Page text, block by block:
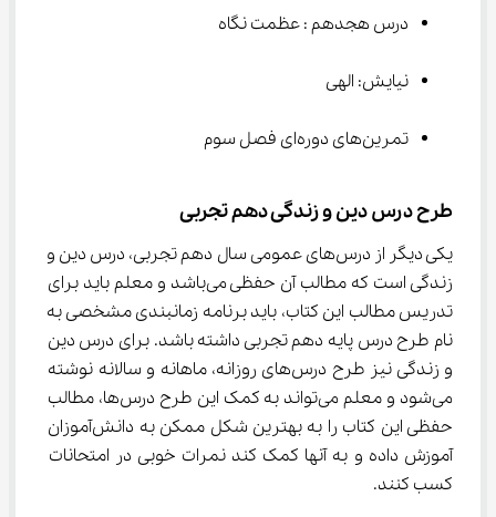
درس هجدهم : عظمت نگاه
نیایش: الهی
تمرین‌های دوره‌ای فصل سوم
طرح درس دین و زندگی دهم تجربی
یکی دیگر از درس‌های عمومی سال دهم تجربی، درس دین و
زندگی است که مطالب آن حفظی می‌باشد و معلم باید برای
تدریس مطالب این کتاب، باید برنامه زمانبندی مشخصی به
نام طرح درس پایه دهم تجربی داشته باشد. برای درس دین
و زندگی نیز طرح درس‌های روزانه، ماهانه و سالانه نوشته
می‌شود و معلم می‌تواند به کمک این طرح درس‌ها، مطالب
حفظی این کتاب را به بهترین شکل ممکن به دانش‌آموزان
آموزش داده و به آنها کمک کند نمرات خوبی در امتحانات
کسب کنند.